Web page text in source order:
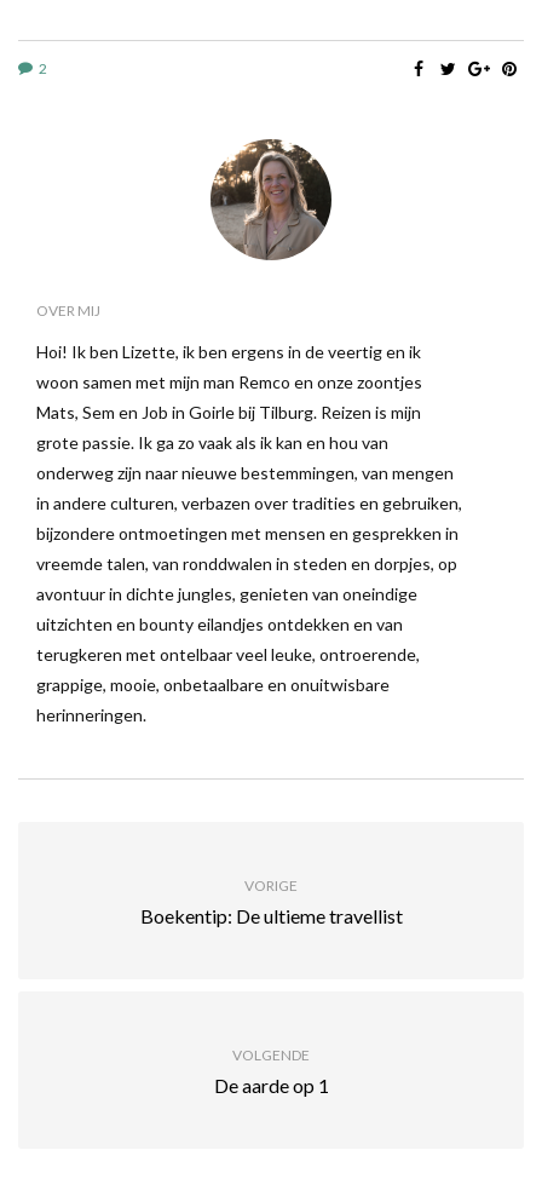
2
OVER MIJ
Hoi! Ik ben Lizette, ik ben ergens in de veertig en ik
woon samen met mijn man Remco en onze zoontjes
Mats, Sem en Job in Goirle bij Tilburg. Reizen is mijn
grote passie. Ik ga zo vaak als ik kan en hou van
onderweg zijn naar nieuwe bestemmingen, van mengen
in andere culturen, verbazen over tradities en gebruiken,
bijzondere ontmoetingen met mensen en gesprekken in
vreemde talen, van ronddwalen in steden en dorpjes, op
avontuur in dichte jungles, genieten van oneindige
uitzichten en bounty eilandjes ontdekken en van
terugkeren met ontelbaar veel leuke, ontroerende,
grappige, mooie, onbetaalbare en onuitwisbare
herinneringen.
VORIGE
Boekentip: De ultieme travellist
VOLGENDE
De aarde op 1